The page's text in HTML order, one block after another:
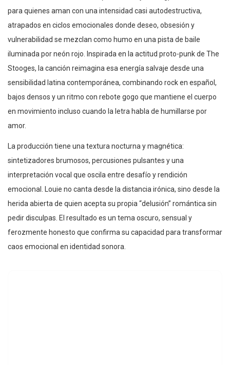
para quienes aman con una intensidad casi autodestructiva,
atrapados en ciclos emocionales donde deseo, obsesión y
vulnerabilidad se mezclan como humo en una pista de baile
iluminada por neón rojo. Inspirada en la actitud proto-punk de The
Stooges, la canción reimagina esa energía salvaje desde una
sensibilidad latina contemporánea, combinando rock en español,
bajos densos y un ritmo con rebote gogo que mantiene el cuerpo
en movimiento incluso cuando la letra habla de humillarse por
amor.
La producción tiene una textura nocturna y magnética:
sintetizadores brumosos, percusiones pulsantes y una
interpretación vocal que oscila entre desafío y rendición
emocional. Louie no canta desde la distancia irónica, sino desde la
herida abierta de quien acepta su propia “delusión” romántica sin
pedir disculpas. El resultado es un tema oscuro, sensual y
ferozmente honesto que confirma su capacidad para transformar
caos emocional en identidad sonora.